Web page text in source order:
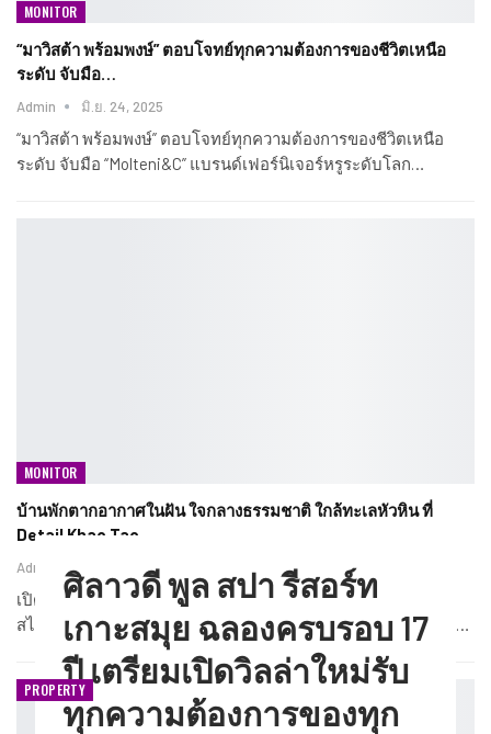
MONITOR
“มาวิสต้า พร้อมพงษ์” ตอบโจทย์ทุกความต้องการของชีวิตเหนือ
ระดับ จับมือ…
Admin มิ.ย. 24, 2025
“มาวิสต้า พร้อมพงษ์” ตอบโจทย์ทุกความต้องการของชีวิตเหนือ
ระดับ จับมือ “Molteni&C” แบรนด์เฟอร์นิเจอร์หรูระดับโลก…
MONITOR
บ้านพักตากอากาศในฝัน ใจกลางธรรมชาติ ใกล้ทะเลหัวหิน ที่
Detail Khao Tao
Admin มิ.ย. 16, 2025
เปิดตัวโครงการ Detail Khao Tao, Hua Hin บ้านพักตากอากาศ
สไตล์ Modern Minimal Luxury ใจกลางธรรมชาติ ใกล้ทะเลหัวหิน…
PROPERTY
ศิลาวดี พูล สปา รีสอร์ท
เกาะสมุย ฉลองครบรอบ 17
ปี เตรียมเปิดวิลล่าใหม่รับ
ทุกความต้องการของทุก